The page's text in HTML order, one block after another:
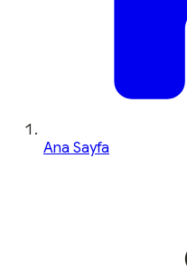
Ana Sayfa